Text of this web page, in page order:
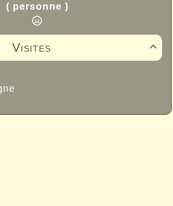
( personne )

Visites